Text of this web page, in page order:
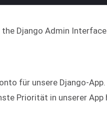
für unsere Django-
Priorität in unserer App